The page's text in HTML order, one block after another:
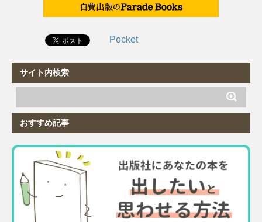
Pocket
サイト内検索
おすすめ記事